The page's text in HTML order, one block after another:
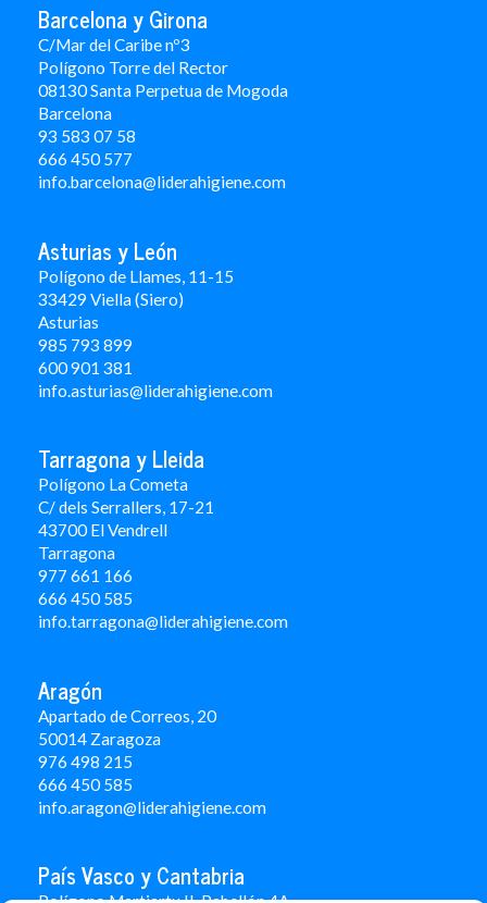
Barcelona y Girona
C/Mar del Caribe nº3
Polígono Torre del Rector
08130 Santa Perpetua de Mogoda
Barcelona
93 583 07 58
666 450 577
info.barcelona@liderahigiene.com
Asturias y León
Polígono de Llames, 11-15
33429 Viella (Siero)
Asturias
985 793 899
600 901 381
info.asturias@liderahigiene.com
Tarragona y Lleida
Polígono La Cometa
C/ dels Serrallers, 17-21
43700 El Vendrell
Tarragona
977 661 166
666 450 585
info.tarragona@liderahigiene.com
Aragón
Apartado de Correos, 20
50014 Zaragoza
976 498 215
666 450 585
info.aragon@liderahigiene.com
País Vasco y Cantabria